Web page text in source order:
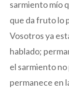
sarmiento mío
que da fruto lo
Vosotros ya
hablado;
el sarmiento
permanece en